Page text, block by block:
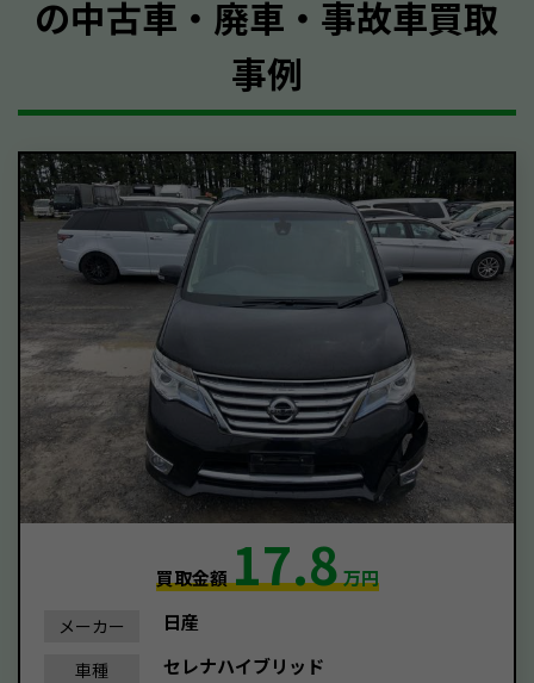
の中古車・廃車・事故車買取
事例
買取金額17.8万円
メーカー 日産
車種 セレナハイブリッド